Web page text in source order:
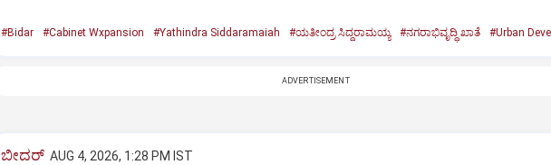
#Bidar #Cabinet Wxpansion #Yathindra Siddaramaiah #ಯತೀಂದ್ರ ಸಿದ್ದರಾಮಯ್ಯ #ನಗರಾಭಿವೃದ್ಧಿ ಖಾತೆ #Urban
ADVERTISEMENT
ಬೀದರ್ AUG 4, 2026, 1:28 PM IST